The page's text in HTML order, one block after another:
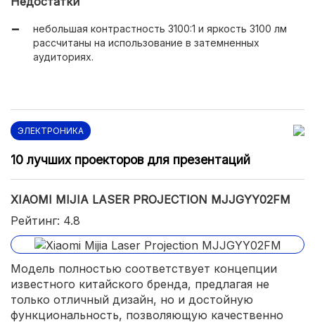
небольшая контрастность 3100:1 и яркость 3100 лм
рассчитаны на использование в затемненных
аудиториях.
ЭЛЕКТРОНИКА
10 лучших проекторов для презентаций
XIAOMI MIJIA LASER PROJECTION MJJGYY02FM
Рейтинг: 4.8
Модель полностью соответствует концепции
известного китайского бренда, предлагая не
только отличный дизайн, но и достойную
функциональность, позволяющую качественно